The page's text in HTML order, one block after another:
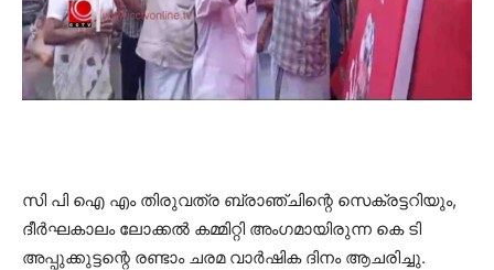
സി പി ഐ എം തിരുവത്ര ബ്രാഞ്ചിന്റെ സെക്രട്ടറിയും,
ദീര്‍ഘകാലം ലോക്കല്‍ കമ്മിറ്റി അംഗമായിരുന്ന കെ ടി
അപ്പുക്കുട്ടന്റെ രണ്ടാം ചരമ വാര്‍ഷിക ദിനം ആചരിച്ചു.